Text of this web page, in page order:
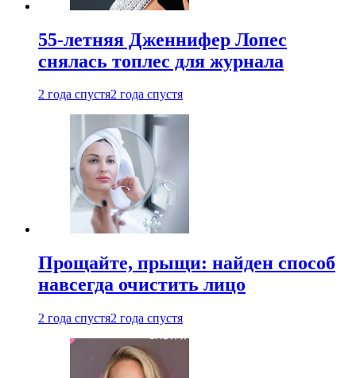
55-летняя Дженнифер Лопес
снялась топлес для журнала
2 года спустя2 года спустя
Прощайте, прыщи: найден способ
навсегда очистить лицо
2 года спустя2 года спустя